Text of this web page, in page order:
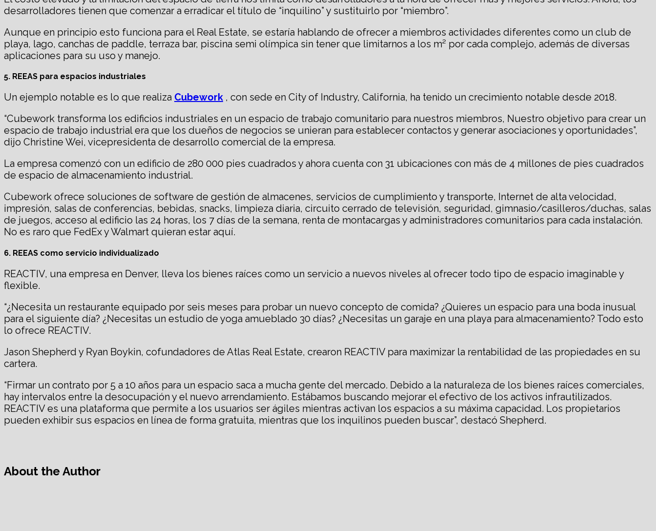
desarrolladores tienen que comenzar a erradicar el título de “inquilino” y sustituirlo por “miembro”.
Aunque en principio esto funciona para el Real Estate, se estaría hablando de ofrecer a miembros actividades diferentes como un club de
playa, lago, canchas de paddle, terraza bar, piscina semi olímpica sin tener que limitarnos a los m² por cada complejo, además de diversas
aplicaciones para su uso y manejo.
5. REEAS para espacios industriales
Un ejemplo notable es lo que realiza Cubework , con sede en City of Industry, California, ha tenido un crecimiento notable desde 2018.
“Cubework transforma los edificios industriales en un espacio de trabajo comunitario para nuestros miembros, Nuestro objetivo para crear un
espacio de trabajo industrial era que los dueños de negocios se unieran para establecer contactos y generar asociaciones y oportunidades”,
dijo Christine Wei, vicepresidenta de desarrollo comercial de la empresa.
La empresa comenzó con un edificio de 280 000 pies cuadrados y ahora cuenta con 31 ubicaciones con más de 4 millones de pies cuadrados
de espacio de almacenamiento industrial.
Cubework ofrece soluciones de software de gestión de almacenes, servicios de cumplimiento y transporte, Internet de alta velocidad,
impresión, salas de conferencias, bebidas, snacks, limpieza diaria, circuito cerrado de televisión, seguridad, gimnasio/casilleros/duchas, salas
de juegos, acceso al edificio las 24 horas, los 7 días de la semana, renta de montacargas y administradores comunitarios para cada instalación.
No es raro que FedEx y Walmart quieran estar aquí.
6. REEAS como servicio individualizado
REACTIV, una empresa en Denver, lleva los bienes raíces como un servicio a nuevos niveles al ofrecer todo tipo de espacio imaginable y
flexible.
“¿Necesita un restaurante equipado por seis meses para probar un nuevo concepto de comida? ¿Quieres un espacio para una boda inusual
para el siguiente día? ¿Necesitas un estudio de yoga amueblado 30 días? ¿Necesitas un garaje en una playa para almacenamiento? Todo esto
lo ofrece REACTIV.
Jason Shepherd y Ryan Boykin, cofundadores de Atlas Real Estate, crearon REACTIV para maximizar la rentabilidad de las propiedades en su
cartera.
“Firmar un contrato por 5 a 10 años para un espacio saca a mucha gente del mercado. Debido a la naturaleza de los bienes raíces comerciales,
hay intervalos entre la desocupación y el nuevo arrendamiento. Estábamos buscando mejorar el efectivo de los activos infrautilizados.
REACTIV es una plataforma que permite a los usuarios ser ágiles mientras activan los espacios a su máxima capacidad. Los propietarios
pueden exhibir sus espacios en línea de forma gratuita, mientras que los inquilinos pueden buscar”, destacó Shepherd.
About the Author